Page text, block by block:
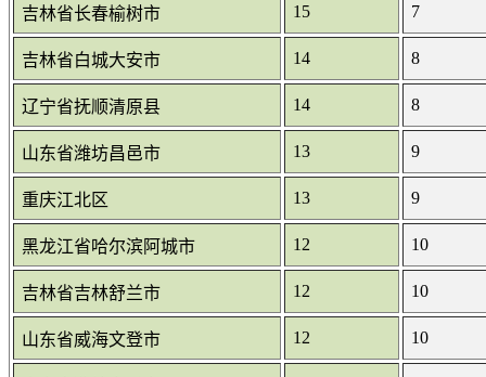
吉林省长春榆树市 15 7
吉林省白城大安市 14 8
辽宁省抚顺清原县 14 8
山东省潍坊昌邑市 13 9
重庆江北区 13 9
黑龙江省哈尔滨阿城市 12 10
吉林省吉林舒兰市 12 10
山东省威海文登市 12 10